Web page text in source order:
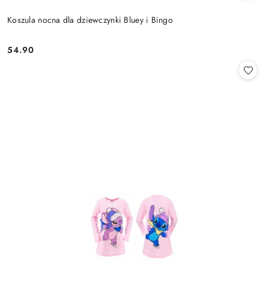
Koszula nocna dla dziewczynki Bluey i Bingo
Cena:
54.90